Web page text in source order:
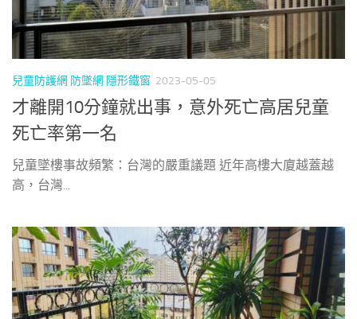
兒童防護網 防墜網 隱形鐵窗 2023-05-05
才離開10分鐘就出事，意外死亡高居兒童
死亡率第一名
兒童墜樓事故頻繁：台灣的嚴重議題 近年高樓大廈越蓋越
高，台灣...